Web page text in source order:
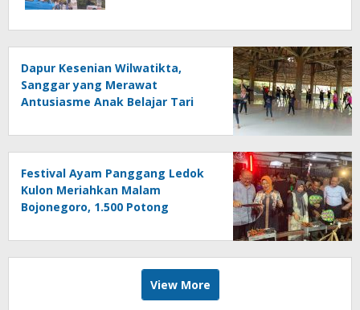
Dapur Kesenian Wilwatikta,
Sanggar yang Merawat
Antusiasme Anak Belajar Tari
Festival Ayam Panggang Ledok
Kulon Meriahkan Malam
Bojonegoro, 1.500 Potong
View More